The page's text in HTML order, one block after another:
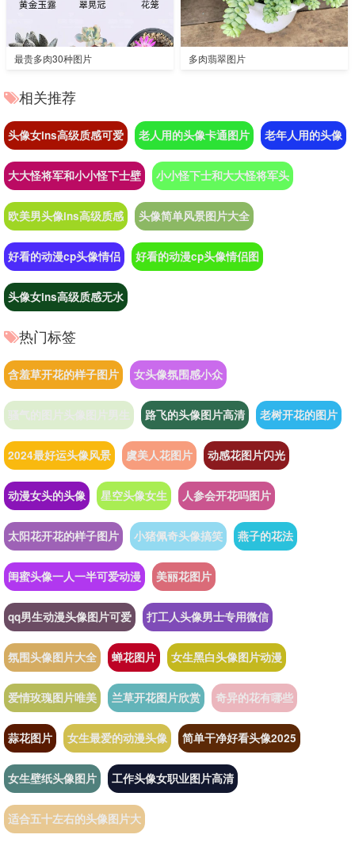
最贵多肉30种图片 多肉翡翠图片
相关推荐
头像女ins高级质感可爱 老人用的头像卡通图片 老年人用的头像
大大怪将军和小小怪下士壁 小小怪下士和大大怪将军头
欧美男头像ins高级质感 头像简单风景图片大全
好看的动漫cp头像情侣 好看的动漫cp头像情侣图
头像女ins高级质感无水
热门标签
含羞草开花的样子图片 女头像氛围感小众
骚气的图片头像图片男生 路飞的头像图片高清 老树开花的图片
2024最好运头像风景 虞美人花图片 动感花图片闪光
动漫女头的头像 星空头像女生 人参会开花吗图片
太阳花开花的样子图片 小猪佩奇头像搞笑 燕子的花法
闺蜜头像一人一半可爱动漫 美丽花图片
qq男生动漫头像图片可爱 打工人头像男士专用微信
氛围头像图片大全 蝉花图片 女生黑白头像图片动漫
爱情玫瑰图片唯美 兰草开花图片欣赏 奇异的花有哪些
蒜花图片 女生最爱的动漫头像 简单干净好看头像2025
女生壁纸头像图片 工作头像女职业图片高清
适合五十左右的头像图片大